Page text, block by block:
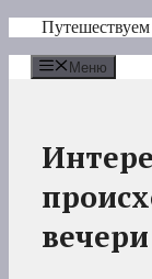
Перейти
содержимому
Путешествуем
Меню
вечери